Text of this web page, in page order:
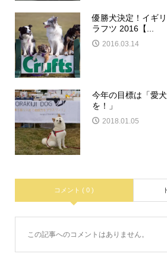
優勝犬決定！イギ
ラフツ 2016【...
2016.03.14
今年の目標は「愛
を！」
2018.01.05
コメント ( 0 )
この記事へのコメントはありません。